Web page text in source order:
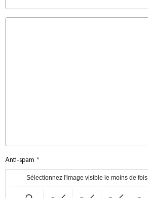
Anti-spam
Sélectionnez l'image visible le moins de fois